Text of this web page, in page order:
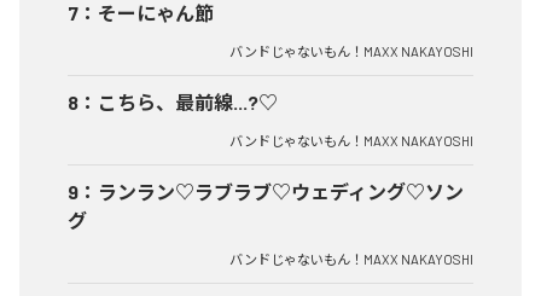
7 ： そーにゃん節
バンドじゃないもん！MAXX NAKAYOSHI
8 ： こちら、最前線...?♡
バンドじゃないもん！MAXX NAKAYOSHI
9 ： ランラン♡ラブラブ♡ウェディング♡ソン
グ
バンドじゃないもん！MAXX NAKAYOSHI